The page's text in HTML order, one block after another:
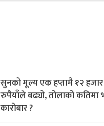
सुनको मूल्य एक हप्तामै १२
रुपैयाँले बढ्यो, तोलाको कतिमा
कारोबार ?